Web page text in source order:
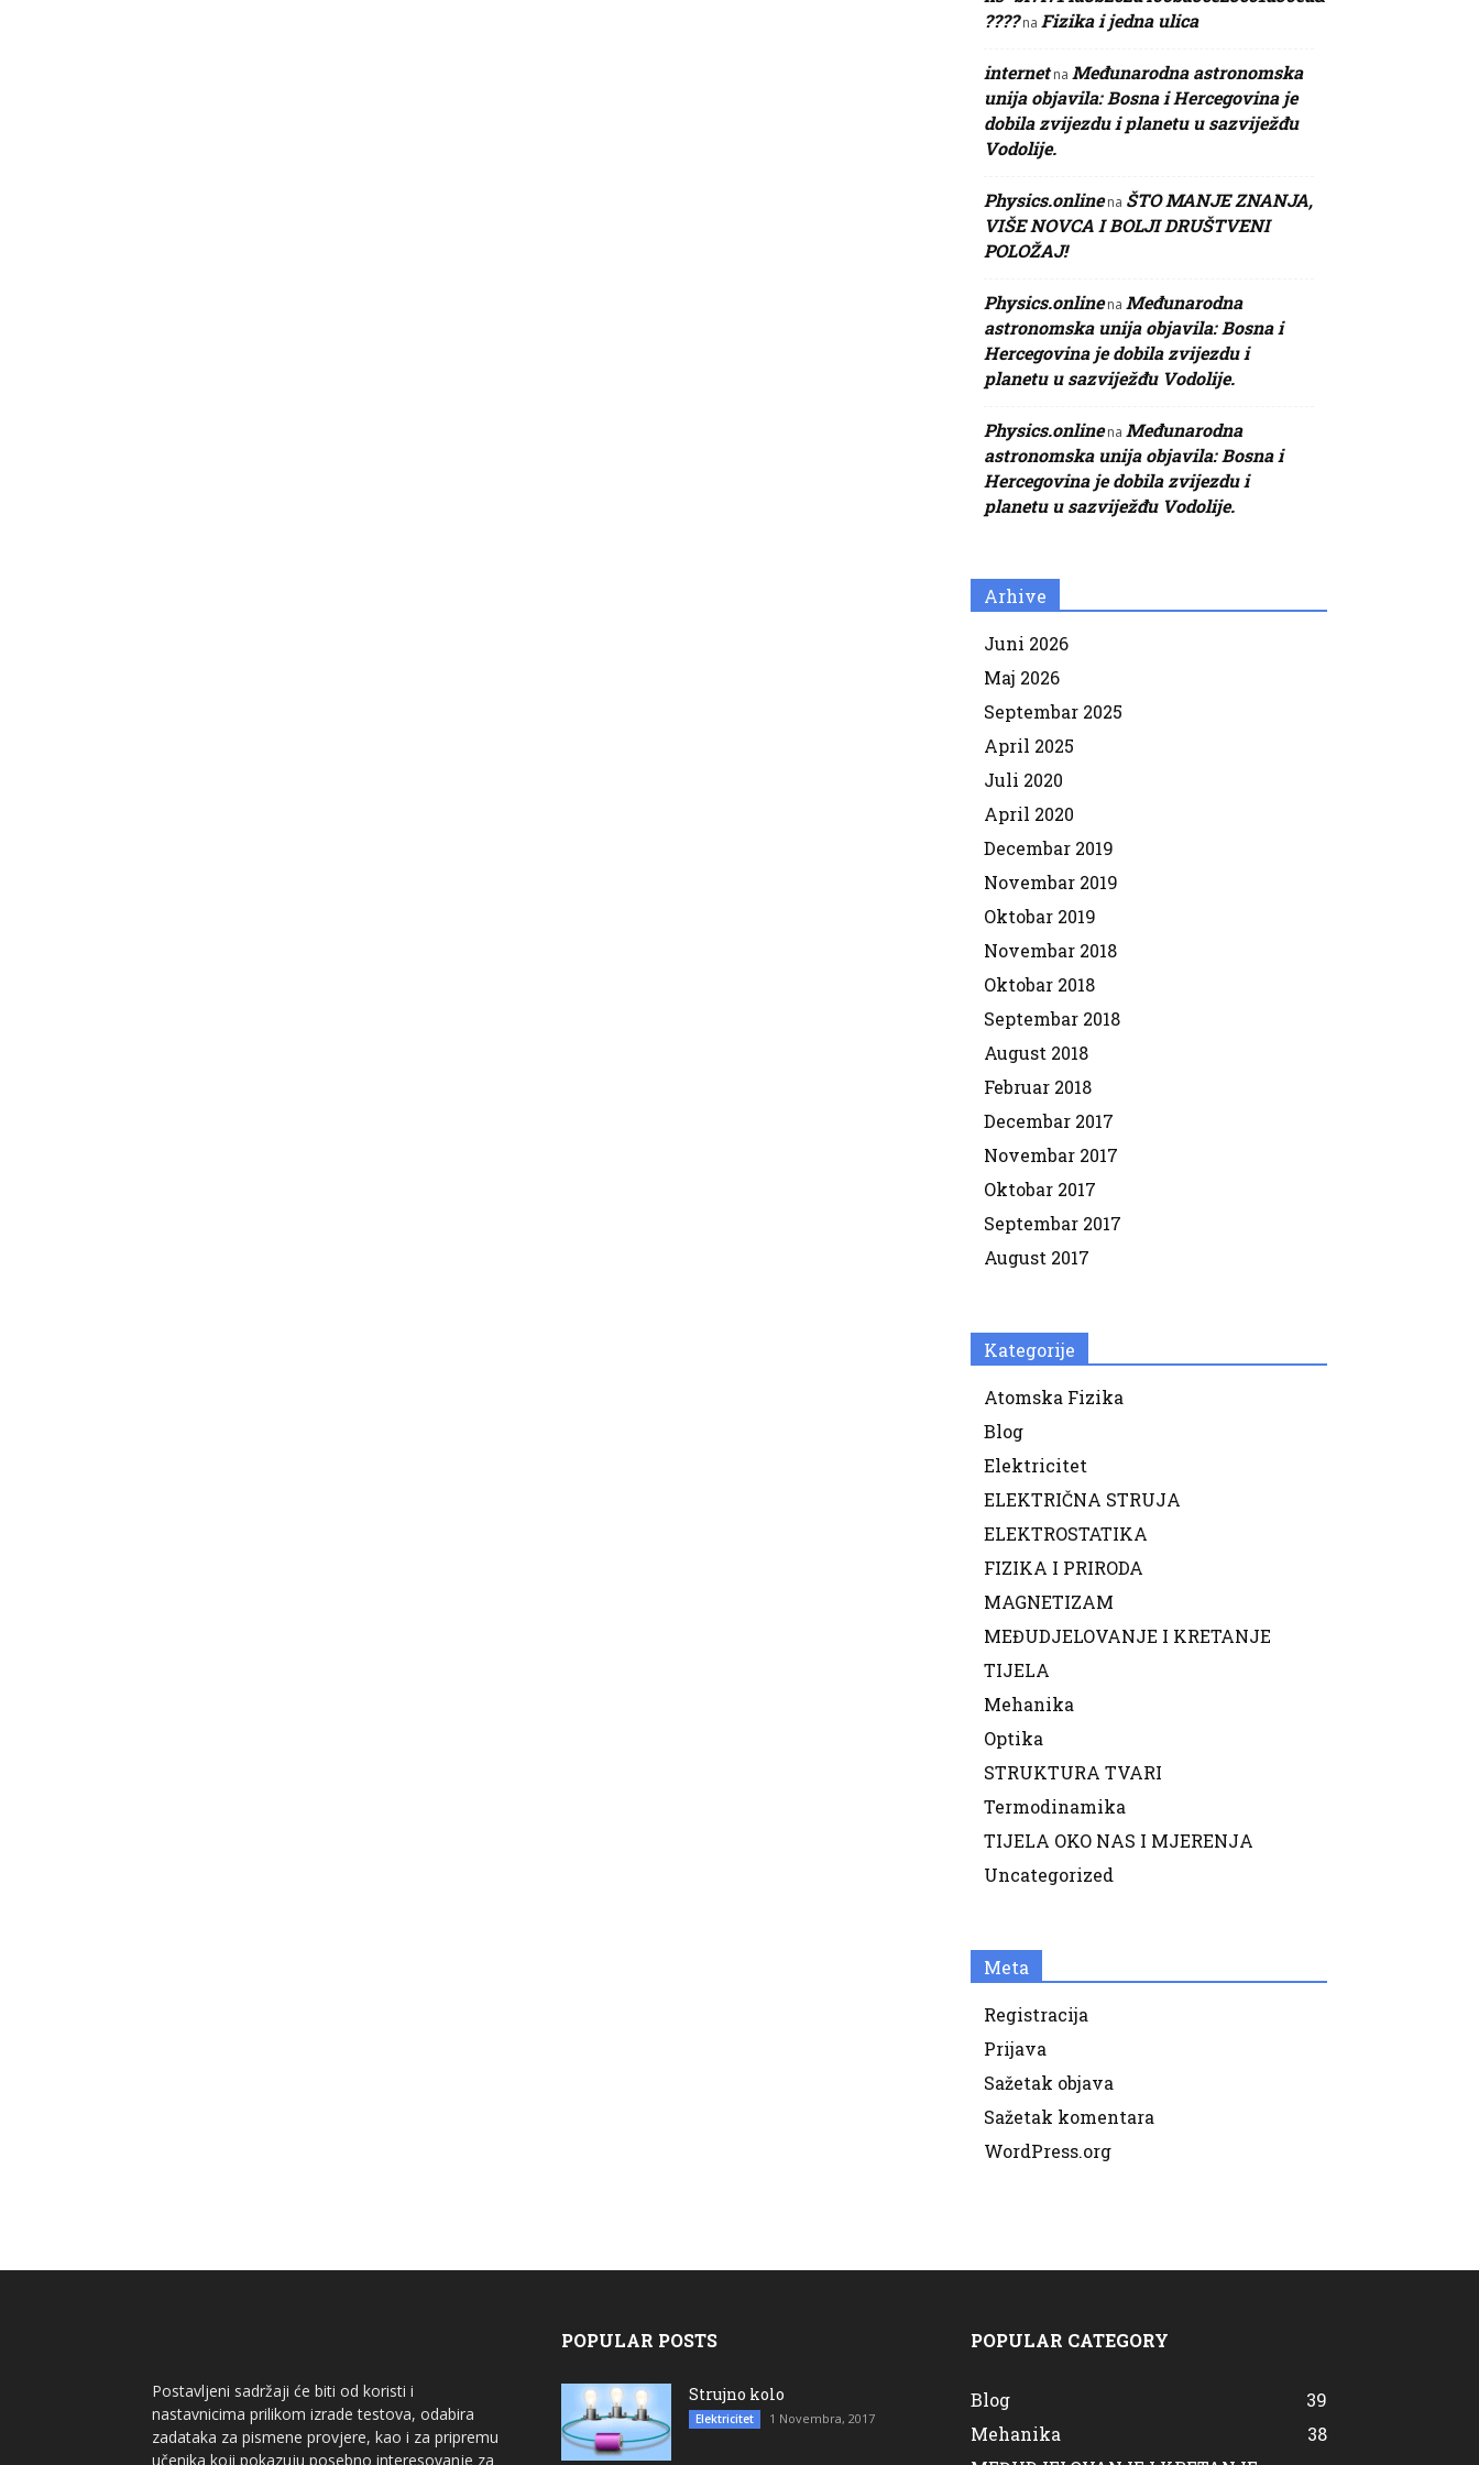
????na Fizika i jedna ulica
internetna Međunarodna astronomska
unija objavila: Bosna i Hercegovina je
dobila zvijezdu i planetu u sazviježđu
Vodolije.
Physics.onlinena ŠTO MANJE ZNANJA,
VIŠE NOVCA I BOLJI DRUŠTVENI
POLOŽAJ!
Physics.onlinena Međunarodna
astronomska unija objavila: Bosna i
Hercegovina je dobila zvijezdu i
planetu u sazviježđu Vodolije.
Physics.onlinena Međunarodna
astronomska unija objavila: Bosna i
Hercegovina je dobila zvijezdu i
planetu u sazviježđu Vodolije.
Arhive
Juni 2026
Maj 2026
Septembar 2025
April 2025
Juli 2020
April 2020
Decembar 2019
Novembar 2019
Oktobar 2019
Novembar 2018
Oktobar 2018
Septembar 2018
August 2018
Februar 2018
Decembar 2017
Novembar 2017
Oktobar 2017
Septembar 2017
August 2017
Kategorije
Atomska Fizika
Blog
Elektricitet
ELEKTRIČNA STRUJA
ELEKTROSTATIKA
FIZIKA I PRIRODA
MAGNETIZAM
MEĐUDJELOVANJE I KRETANJE
TIJELA
Mehanika
Optika
STRUKTURA TVARI
Termodinamika
TIJELA OKO NAS I MJERENJA
Uncategorized
Meta
Registracija
Prijava
Sažetak objava
Sažetak komentara
WordPress.org
Postavljeni sadržaji će biti od koristi i
nastavnicima prilikom izrade testova, odabira
zadataka za pismene provjere, kao i za pripremu
učenika koji pokazuju posebno interesovanje za
POPULAR POSTS
Strujno kolo
Elektricitet 1 Novembra, 2017
POPULAR CATEGORY
Blog
39
Mehanika
38